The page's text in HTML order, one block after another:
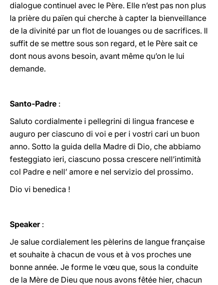
dialogue continuel avec le Père. Elle n’est pas non plus
la prière du païen qui cherche à capter la bienveillance
de la divinité par un flot de louanges ou de sacrifices. Il
suffit de se mettre sous son regard, et le Père sait ce
dont nous avons besoin, avant même qu’on le lui
demande.
Santo-Padre :
Saluto cordialmente i pellegrini di lingua francese e
auguro per ciascuno di voi e per i vostri cari un buon
anno. Sotto la guida della Madre di Dio, che abbiamo
festeggiato ieri, ciascuno possa crescere nell’intimità
col Padre e nell’ amore e nel servizio del prossimo.
Dio vi benedica !
Speaker:
Je salue cordialement les pèlerins de langue française
et souhaite à chacun de vous et à vos proches une
bonne année. Je forme le vœu que, sous la conduite
de la Mère de Dieu que nous avons fêtée hier, chacun